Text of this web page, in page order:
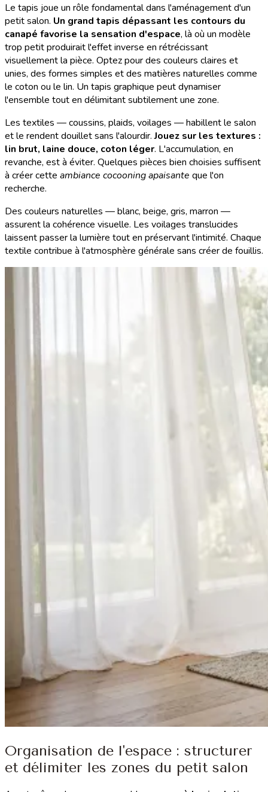
Le tapis joue un rôle fondamental dans l'aménagement d'un
petit salon. Un grand tapis dépassant les contours du
canapé favorise la sensation d'espace, là où un modèle
trop petit produirait l'effet inverse en rétrécissant
visuellement la pièce. Optez pour des couleurs claires et
unies, des formes simples et des matières naturelles comme
le coton ou le lin. Un tapis graphique peut dynamiser
l'ensemble tout en délimitant subtilement une zone.
Les textiles — coussins, plaids, voilages — habillent le salon
et le rendent douillet sans l'alourdir.Jouez sur les textures :
lin brut, laine douce, coton léger. L'accumulation, en
revanche, est à éviter. Quelques pièces bien choisies suffisent
à créer cette ambiance cocooning apaisante que l'on
recherche.
Des couleurs naturelles — blanc, beige, gris, marron —
assurent la cohérence visuelle. Les voilages translucides
laissent passer la lumière tout en préservant l'intimité. Chaque
textile contribue à l'atmosphère générale sans créer de fouillis.
Organisation de l'espace : structurer
et délimiter les zones du petit salon